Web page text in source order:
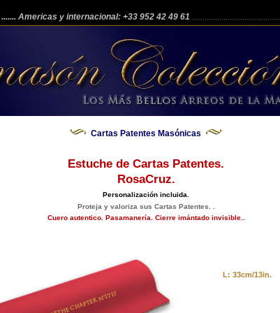
....... Americas y internacional: +33 952 42 49 61
Cartas Patentes Masónicas
Estuche de Cartas Patentes.
RosaCruz.
Personalización incluida.
Proteja y valoriza sus Cartas Patentes. .
Cuero autentico. Pasamanería. Cierre imántado invisible..
L: 33cm/13in.